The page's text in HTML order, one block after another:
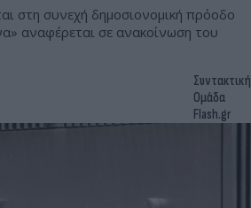
στη συνεχή δημοσιονομική πρόοδο
αναφέρεται σε ανακοίνωση του
Συντακτική
Ομάδα
Flash.gr